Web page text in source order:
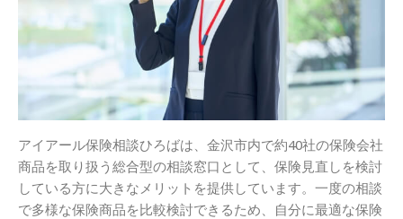
アイアール保険相談ひろばは、金沢市内で約40社の保険会社
商品を取り扱う総合型の相談窓口として、保険見直しを検討
している方に大きなメリットを提供しています。一度の相談
で多様な保険商品を比較検討できるため、自分に最適な保険